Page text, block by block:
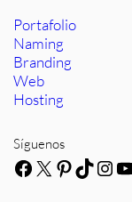
Portafolio
Naming
Branding
Web
Hosting
Síguenos
Facebook
X